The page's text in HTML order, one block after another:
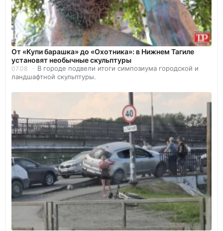
От «Купи барашка» до «Охотника»: в Нижнем Тагиле
установят необычные скульптуры
07.08
В городе подвели итоги симпозиума городской и
ландшафтной скульптуры.